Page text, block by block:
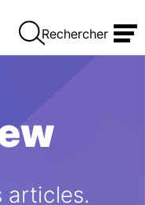
Rechercher
articles.